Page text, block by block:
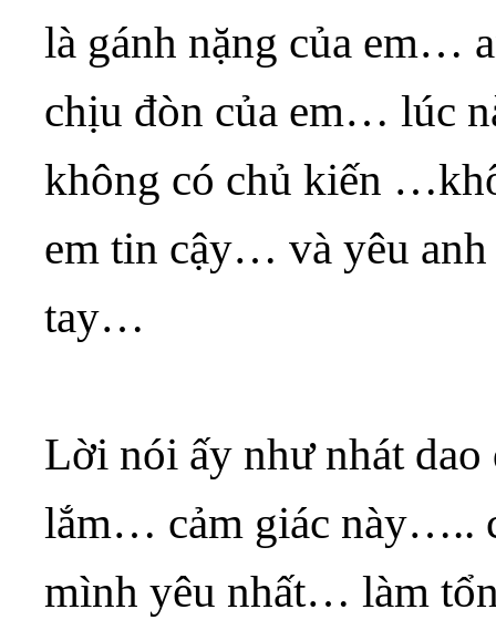
là gánh nặng của em…
chịu đòn của em… lúc
không có chủ kiến
em tin cậy… và yêu
tay…
Lời nói ấy như nhát
lắm… cảm giác này…..
mình yêu nhất… làm